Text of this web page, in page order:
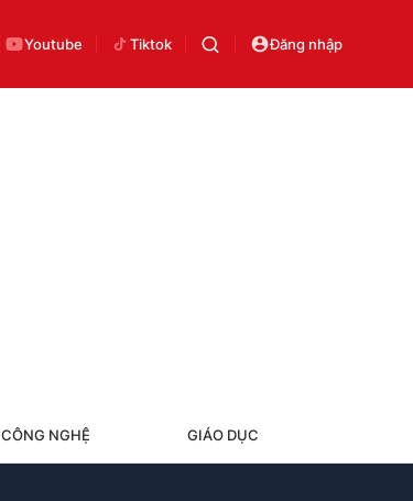
Youtube Tiktok Đăng nhập
CÔNG NGHỆ GIÁO DỤC